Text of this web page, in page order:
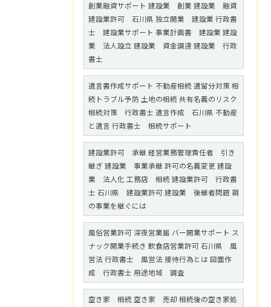
創業融資サポート 建設業 創業 建設業 融資
建設業許可 石川県 独立開業 建設業 行政書
士 建設業サポート 事業計画書 建設業 建設
業 法人設立 建設業 資金調達 建設業 行政
書士
遺言書作成サポート 不動産相続 遺留分対策 相
続トラブル予防 土地の相続 共有名義のリスク
相続対策 行政書士 遺言作成 石川県 不動産
と遺言 行政書士 相続サポート
建設業許可 承継 経営業務管理責任者 引き
継ぎ 建設業 事業承継 許可の名義変更 建設
業 法人化 工務店 相続 建設業許可 行政書
士 石川県 建設業許可 建設業 後継者問題 親
の事業を継ぐには
風俗営業許可 深夜営業届 バー開業サポート ス
ナック開業手続き 飲食店営業許可 石川県 風
営法 行政書士 風営法 接待行為とは 図面作
成 行政書士 用途地域 調査
空き家 相続 空き家 売却 相続後の空き家処